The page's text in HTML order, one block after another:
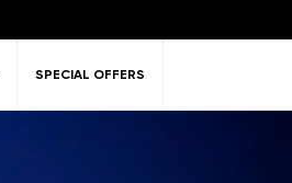
SPECIAL OFFERS